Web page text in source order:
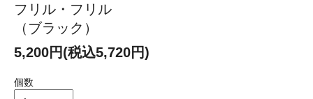
フリル・フリル
（ブラック）
5,200円(税込5,720円)
個数